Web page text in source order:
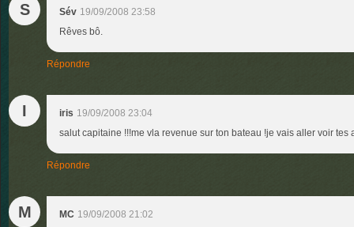
S Sév 19/09/2008 23:58
Rêves bô.
Répondre
I iris 19/09/2008 23:04
salut capitaine !!!me vla revenue sur ton bateau !je vais aller voir tes
Répondre
M MC 19/09/2008 21:02